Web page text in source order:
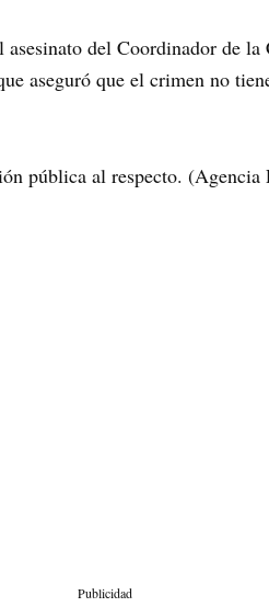
del Coordinador de
aseguró que el crimen no
pública al respecto.
Publicidad